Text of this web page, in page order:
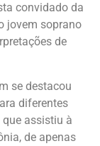
convidado da
jovem soprano
de
se destacou
diferentes
que assistiu à
de apenas